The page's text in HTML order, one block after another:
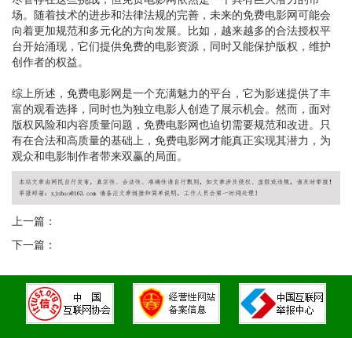
场。随着技术的进步和法律法规的完善，未来的免费电影网可能会
向着更加规范和多元化的方向发展。比如，越来越多的合法授权平
台开始涌现，它们提供免费的电影资源，同时又能保护版权，维护
创作者的权益。
综上所述，免费电影网是一个充满魅力的平台，它为影迷提供了丰
富的观看选择，同时也为独立电影人创造了展示机会。然而，面对
版权风险和内容质量问题，免费电影网也迫切需要规范和改进。只
有在合法和高质量的基础上，免费电影网才能真正实现其潜力，为
观众和电影制作者带来双赢的局面。
上一篇：
下一篇：